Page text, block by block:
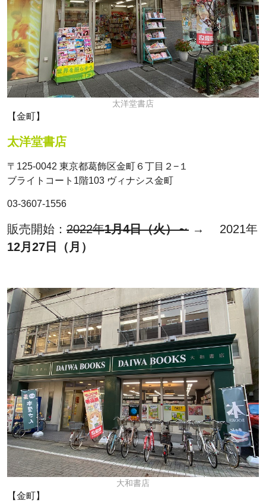
太洋堂書店
【金町】
太洋堂書店
〒125-0042 東京都葛飾区金町６丁目２−１
ブライトコート1階103 ヴィナシス金町
03-3607-1556
販売開始： 2022年1月4日（火）～ → 2021年
12月27日（月）
大和書店
【金町】